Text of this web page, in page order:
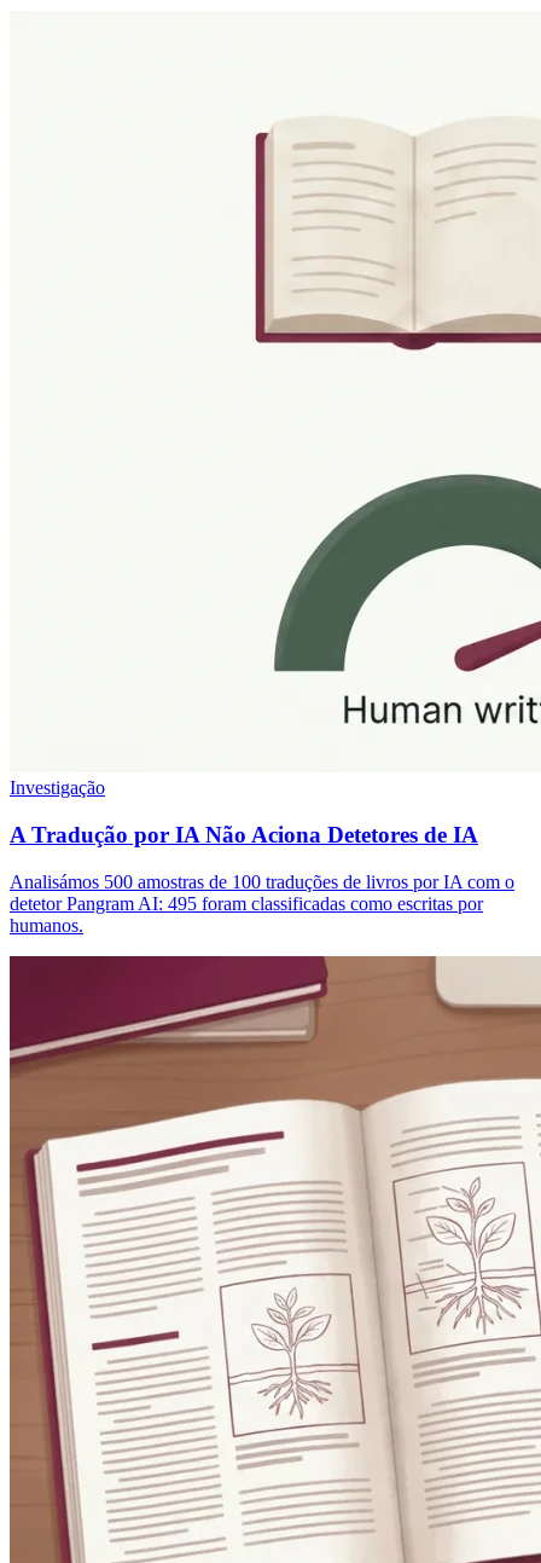
Investigação
A Tradução por IA Não Aciona Detetores de IA
Analisámos 500 amostras de 100 traduções de livros por IA com o
detetor Pangram AI: 495 foram classificadas como escritas por
humanos.